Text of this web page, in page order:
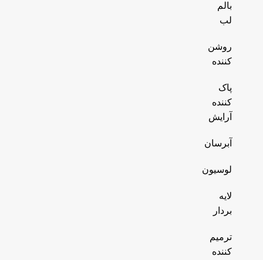
بالم
لب
روشن
کننده
پاک
کننده
آرایش
آبرسان
لوسیون
لایه
بردار
ترمیم
کننده